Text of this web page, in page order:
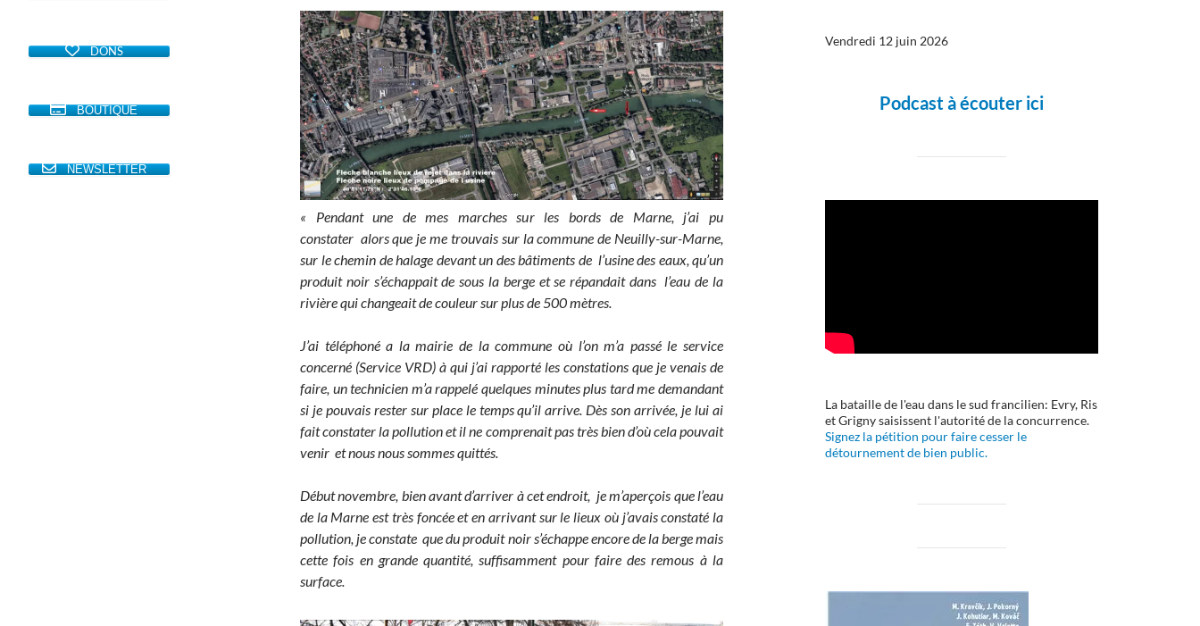
« Pendant une de mes marches sur les bords de Marne, j’ai pu
constater alors que je me trouvais sur la commune de Neuilly-sur-Marne,
sur le chemin de halage devant un des bâtiments de l’usine des eaux, qu’un
produit noir s’échappait de sous la berge et se répandait dans l’eau de la
rivière qui changeait de couleur sur plus de 500 mètres.
J’ai téléphoné a la mairie de la commune où l’on m’a passé le service
concerné (Service VRD) à qui j’ai rapporté les constations que je venais de
faire, un technicien m’a rappelé quelques minutes plus tard me demandant
si je pouvais rester sur place le temps qu’il arrive. Dès son arrivée, je lui ai
fait constater la pollution et il ne comprenait pas très bien d’où cela pouvait
venir et nous nous sommes quittés.
Début novembre, bien avant d’arriver à cet endroit, je m’aperçois que l’eau
de la Marne est très foncée et en arrivant sur le lieux où j’avais constaté la
pollution, je constate que du produit noir s’échappe encore de la berge mais
cette fois en grande quantité, suffisamment pour faire des remous à la
surface.
Vendredi 12 juin 2026
Podcast à écouter ici
La bataille de l'eau dans le sud francilien: Evry, Ris
et Grigny saisissent l'autorité de la concurrence.
Signez la pétition pour faire cesser le
détournement de bien public.
DONS
BOUTIQUE
NEWSLETTER